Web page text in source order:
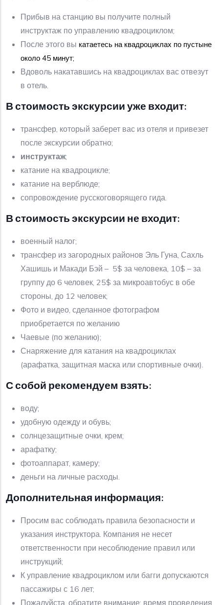
Прибыв на станцию вы получите полный
инструктаж по управлению квадроциклом;
После этого вы катаетесь на квадроциклах по пустыне
около 45 минут;
Вдоволь накатавшись на квадроциклах вас отвезут
в отель.
В стоимость экскурсии уже входит:
трансфер, который заберет вас из отеля и привезет
после экскурсии обратно;
инструктаж;
катание на квадроцикле;
катание на верблюде;
сопровождение русскоговорящего гида.
В стоимость экскурсии не входит:
военный налог;
трансфер из загородных районов Эль Гуна, Сахль
Хашишь и Макади Бэй – 5$ за человека, 10$ – за
группу до 6 человек, 25$ за микроавтобус в обе
стороны, до 12 человек;
Фото и видео, сделанное фотографом
приобретается по желанию
Чаевые (по желанию);
Снаряжение для катания на квадроциклах
(арафатка, защитная маска или спортивные очки).
С собой рекомендуем взять:
воду;
удобную одежду и обувь;
солнцезащитные очки, крем;
арафатку;
фотоаппарат, камеру;
деньги на личные расходы.
Дополнительная информация:
Просим вас соблюдать правила безопасности и
указания инструктора. Компания не несет
ответственности при несоблюдение правил или
инструкций;
К управление квадроциклом или багги допускаются
пассажиры с 16 лет;
Пожалуйста, обратите внимание: время проведения